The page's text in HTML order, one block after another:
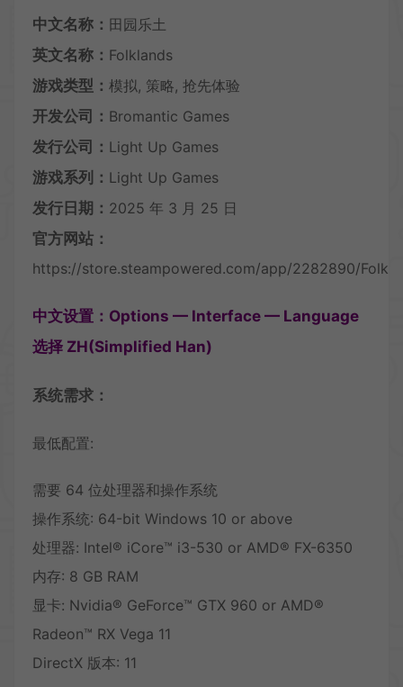
中文名称： 田园乐土
英文名称： Folklands
游戏类型： 模拟, 策略, 抢先体验
开发公司： Bromantic Games
发行公司： Light Up Games
游戏系列： Light Up Games
发行日期： 2025 年 3 月 25 日
官方网站：
https://store.steampowered.com/app/2282890/
中文设置：Options — Interface — Language
选择 ZH(Simplified Han)
系统需求：
最低配置:
需要 64 位处理器和操作系统
操作系统: 64-bit Windows 10 or above
处理器: Intel® iCore™ i3-530 or AMD® FX-6350
内存: 8 GB RAM
显卡: Nvidia® GeForce™ GTX 960 or AMD®
Radeon™ RX Vega 11
DirectX 版本: 11